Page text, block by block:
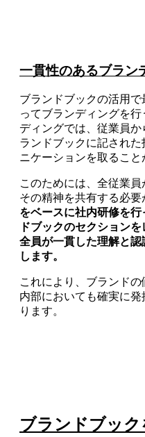
一貫性のあるブラン
ブランドブックの活用
ってブランディングを
ディングでは、従業員
ランドブックに記された
ニケーションを取ること
このためには、全従業員
その精神を共有する必要
をベースに社内研修を
ドブックのセクション
全員が一貫した理解と
します。
これにより、ブランド
内部においても確実に
ります。
ブランドブッ